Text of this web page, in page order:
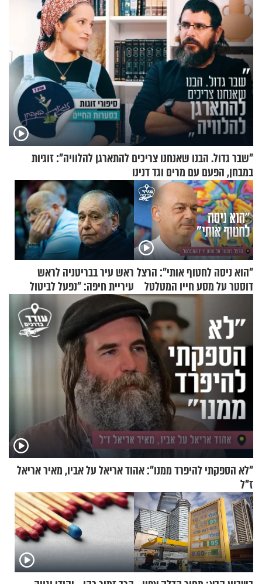
"שבר גדול. הבנו שאנחנו צריכים להתארגן להלוויה": זוגיות
במבחן, הפעם עם מרים וגד דנינו
"הוא ניסה לחטוף אותי": הרצל
דוסטר על מסע חייו המטלטל
ראש עיר בבריטניה לראש
עיריית חיפה: ״נפעל לביטול
ברית הערים התאומות״
"לא הספקתי להיפרד ממנו": אהוד אריאל על אביו, מאיר אריאל
ז"ל